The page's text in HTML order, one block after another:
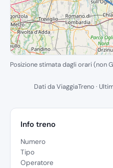
Posizione stimata dagli orari (non
Dati da ViaggiaTreno ·
Info treno
Numero
Tipo
Operatore